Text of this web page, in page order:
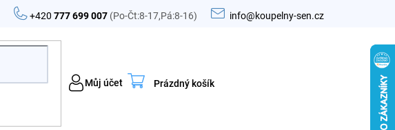
+420777 699 007 (Po-Čt:8-17,Pá:8-16) info@koupelny-sen.cz
Můj účet
Nákupní
Prázdný košík